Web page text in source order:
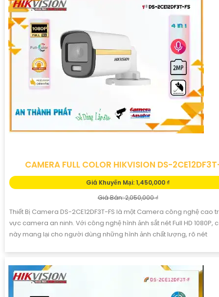
CAMERA FULL COLOR HIKVISION DS-
Giá Khuyến Mại: 1,450,000 ₫
Giá Bán: 2,050,000 ₫
Thiết Bị Camera DS-2CE12DF3T-FS là một Camera công nghệ cao
vực camera an ninh. Với công nghệ hình ảnh sắt nét Full HD 1080P,
này mang lại cho người dùng những hình ảnh chất lượng, rõ nét